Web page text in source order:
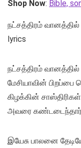
Shop Now: Bible,
நட்சத்திரம் வானத்தில்
lyrics
நட்சத்திரம் வானத்தில்
மேசியாவின்
கிழக்கின்
அவரை
இயேசு பாலனை